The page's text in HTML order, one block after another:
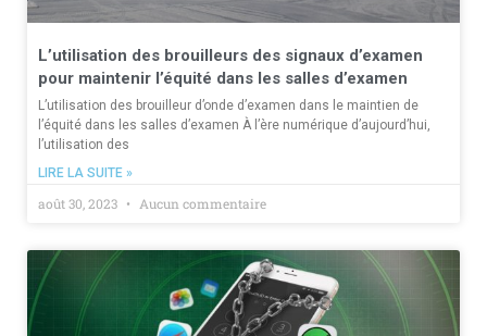
L’utilisation des brouilleurs des signaux d’examen
pour maintenir l’équité dans les salles d’examen
L’utilisation des brouilleur d’onde d’examen dans le maintien de
l’équité dans les salles d’examen À l’ère numérique d’aujourd’hui,
l’utilisation des
LIRE LA SUITE »
août 30, 2023 Aucun commentaire